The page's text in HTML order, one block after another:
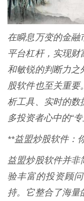
在瞬息万变的金融
平台杠杆，实现财
和敏锐的判断力之
股软件也至关重
析工具、实时的数
多投资者心中的“专
**益盟炒股软件：
益盟炒股软件并
验丰富的投资顾
持。它整合了海量